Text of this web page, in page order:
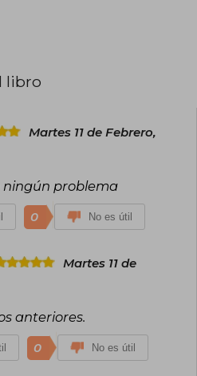
en una academia militar con
ha sido reconocida con
al Libro del Año Pageturner,
a televisión.
libro
Martes 11 de Febrero,
ningún problema
0 No es útil
Martes 11 de
anteriores.
0 No es útil